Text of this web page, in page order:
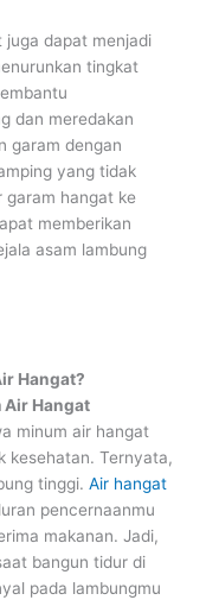
juga dapat menjadi
tingkat
dan meredakan
garam dengan
yang tidak
garam hangat ke
memberikan
asam lambung
Hangat?
minum air hangat
kesehatan. Ternyata,
tinggi. Air hangat
pencernaanmu
makanan. Jadi,
bangun tidur di
pada lambungmu